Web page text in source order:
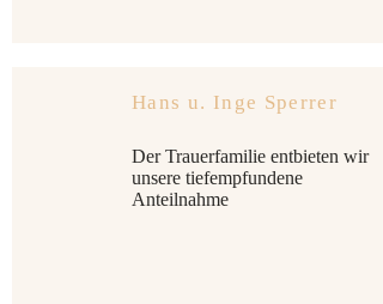
Hans u. Inge Sperrer
Der Trauerfamilie entbieten wir
unsere tiefempfundene
Anteilnahme